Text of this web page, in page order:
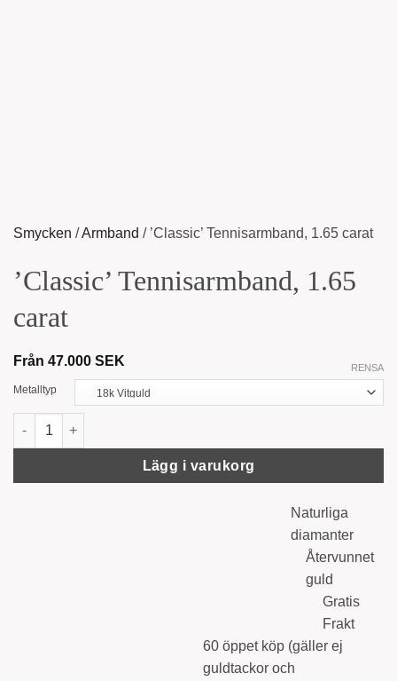
Smycken /Armband / ’Classic’ Tennisarmband, 1.65 carat
’Classic’ Tennisarmband, 1.65
carat
Från 47.000 SEK
Metalltyp
RENSA
'Classic' Tennisarmband, 1.65 carat mängd
Lägg i varukorg
Naturliga
diamanter
Återvunnet
guld
Gratis
Frakt
60 öppet köp (gäller ej
guldtackor och